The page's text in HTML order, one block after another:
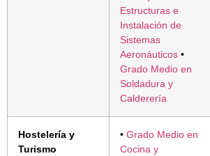
Estructuras e
Instalación de
Sistemas
Aeronáuticos •
Grado Medio en
Soldadura y
Calderería
Hostelería y
Turismo
• Grado Medio en
Cocina y